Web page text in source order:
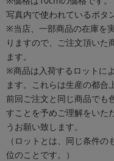
写真内で使われているボタ
※当店、一部商品の在庫を
りますので、ご注文頂いた
ます。
※商品は入荷するロットに
ます。これらは生産の都合
前回ご注文と同じ商品でも
すことを予めご理解をいた
うお願い致します。
（ロットとは、同じ条件
位のことです。）